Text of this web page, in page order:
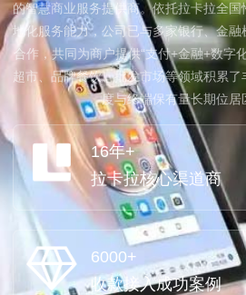
的智慧商业服务提供商。依托拉卡拉全
地化服务能力，公司已与多家银行、金
合作，共同为商户提供“支付+金融+数字
超市、品牌餐饮、批发市场等领域积累
度与终端保有量长期位居
16年+
拉卡拉核心渠道商
6000+
收款接入成功案例